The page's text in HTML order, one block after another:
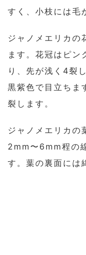
すく、小枝には毛
ジャノメエリカの
ます。花冠はピン
り、先が浅く4裂
黒紫色で目立ちま
裂します。
ジャノメエリカの
2mm〜6mm程の
す。葉の裏面には